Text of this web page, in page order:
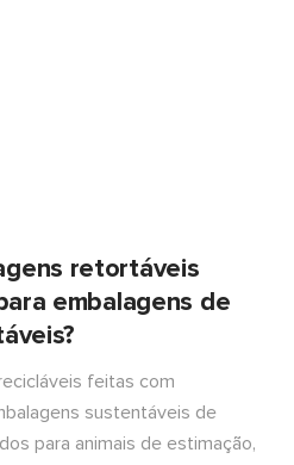
retortáveis
embalagens de
feitas com
sustentáveis de
para animais de estimação,